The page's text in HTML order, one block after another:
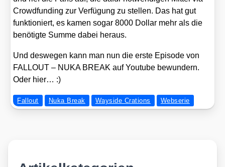
Crowd­fun­ding zur Ver­fü­gung zu stel­len. Das hat gut
funk­tio­niert, es kamen sogar 8000 Dol­lar mehr als die
benö­tig­te Sum­me dabei her­aus.
Und des­we­gen kann man nun die ers­te Epi­so­de von
FALLOUT – NUKA BREAK auf You­tube bewun­dern.
Oder hier… :)
Fallout Nuka Break Wayside Crations Webserie